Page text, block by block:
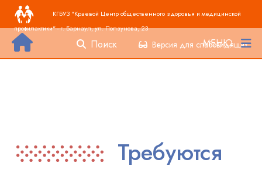
Перейти к основному содержанию
Основная навигация
КГБУЗ "Краевой Центр общественного здоровья и медицинской
профилактики" - г. Барнаул, ул. Ползунова, 23
Поиск Версия для слабовидящих
МЕНЮ
Требуются